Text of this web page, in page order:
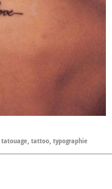
tatouage,tattoo,typographie